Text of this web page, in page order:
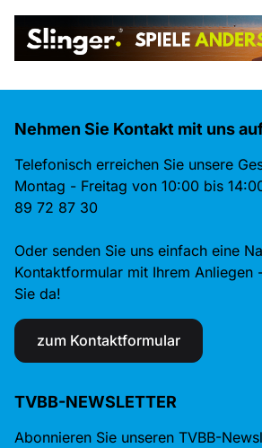
Nehmen Sie Kontakt mit uns
Telefonisch erreichen Sie unsere
Montag - Freitag von 10:00 bis
89 72 87 30
Oder senden Sie uns einfach eine
Kontaktformular mit Ihrem
Sie da!
zum Kontaktformular
TVBB-NEWSLETTER
Abonnieren Sie unseren TVBB-